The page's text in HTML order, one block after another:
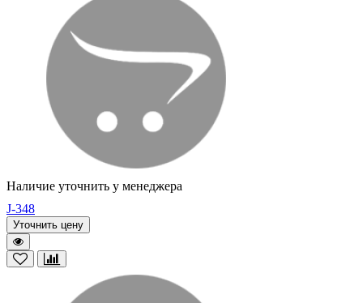
Наличие уточнить у менеджера
J-348
Уточнить цену